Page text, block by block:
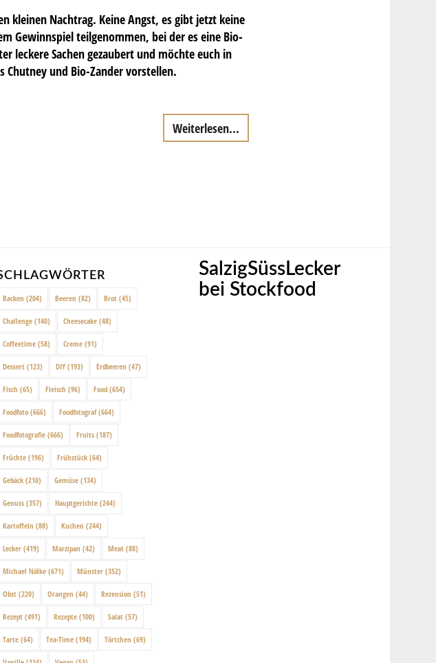
kleinen Nachtrag. Keine Angst, es gibt jetzt keine
Gewinnspiel teilgenommen, bei der es eine Bio-
leckere Sachen gezaubert und möchte euch in
Chutney und Bio-Zander vorstellen.
Weiterlesen...
Backen (204) Beeren (82) Brot (45)
Challenge (140) Cheesecake (48)
Coffeetime (58) Creme (91)
Dessert (123) DIY (193) Erdbeeren (47)
Fisch (65) Fleisch (96) Food (654)
Foodfoto (666) Foodfotograf(664)
Foodfotografie (666) Fruits (187)
Früchte (196) Frühstück (64)
Gebäck (210) Gemüse (134)
Genuss (357) Hauptgerichte (244)
Kartoffeln (88) Kuchen (244)
Lecker (419) Marzipan (42) Meat (88)
Michael Nölke (671) Münster (352)
Obst (220) Orangen (44) Rezension (51)
Rezept (491) Rezepte (100) Salat (57)
Tarte (64) Tea-Time (194) Törtchen (69)
SalzigSüssLecker
bei Stockfood